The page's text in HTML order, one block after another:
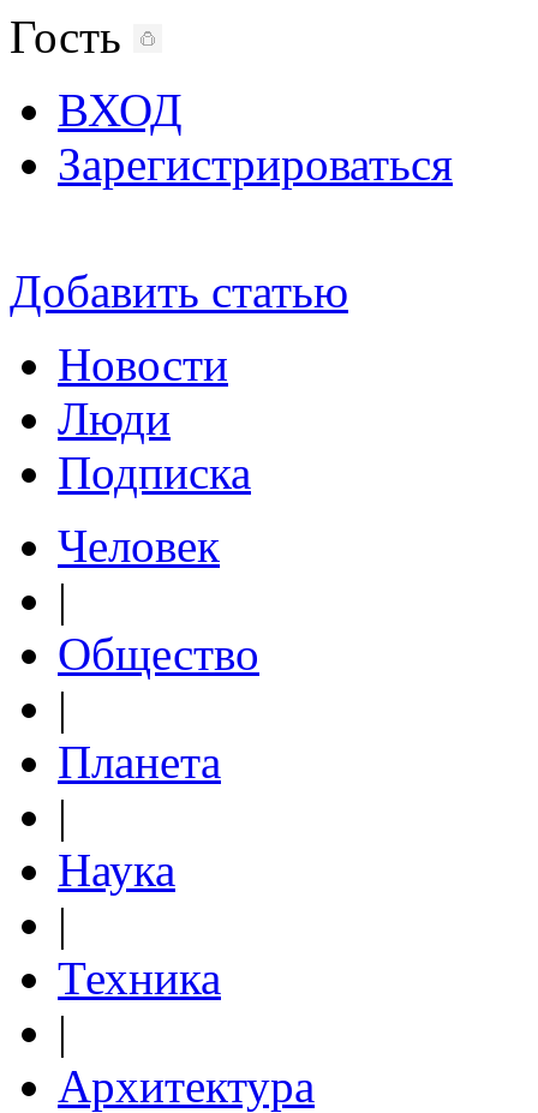
Гость
ВХОД
Зарегистрироваться
Добавить статью
Новости
Люди
Подписка
Человек
|
Общество
|
Планета
|
Наука
|
Техника
|
Архитектура